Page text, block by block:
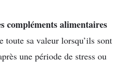
compléments alimentaires
toute sa valeur lorsqu’ils sont
une période de stress ou